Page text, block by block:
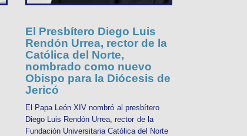
El Presbítero Diego Luis
Rendón Urrea, rector de la
Católica del Norte,
nombrado como nuevo
Obispo para la Diócesis de
Jericó
El Papa León XIV nombró al presbítero
Diego Luis Rendón Urrea, rector de la
Fundación Universitaria Católica del Norte